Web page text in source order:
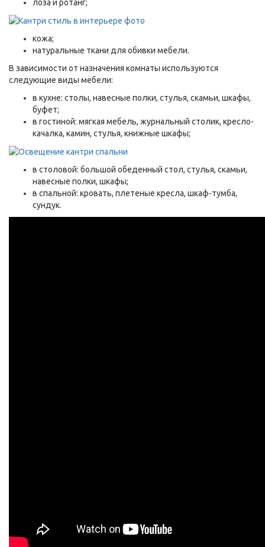
лоза и ротанг;
кожа;
натуральные ткани для обивки мебели.
В зависимости от назначения комнаты используются
следующие виды мебели:
в кухне: столы, навесные полки, стулья, скамьи, шкафы,
буфет;
в гостиной: мягкая мебель, журнальный столик, кресло-
качалка, камин, стулья, книжные шкафы;
в столовой: большой обеденный стол, стулья, скамьи,
навесные полки, шкафы;
в спальной: кровать, плетеные кресла, шкаф-тумба,
сундук.